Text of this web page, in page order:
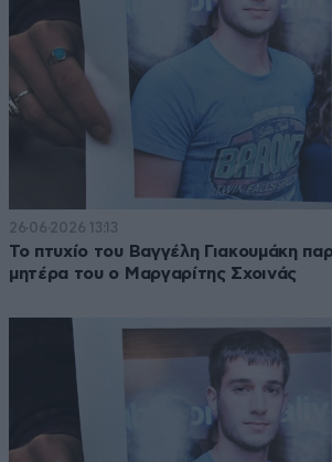
26·06·2026 13:13
Το πτυχίο του Βαγγέλη Γιακουμάκη
μητέρα του ο Μαργαρίτης Σχοινάς